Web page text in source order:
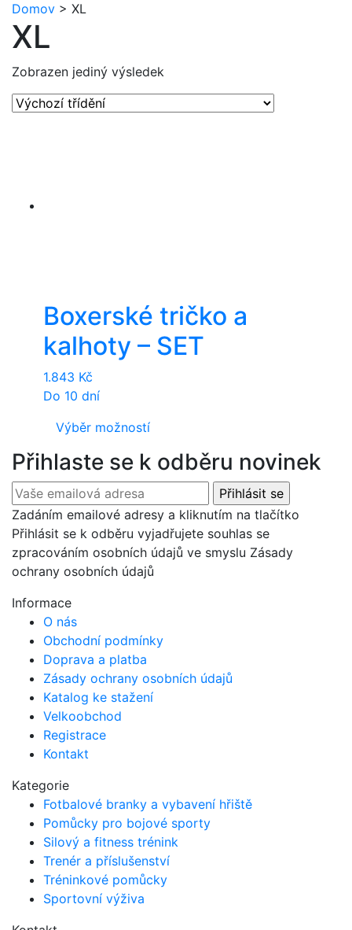
Domov > XL
XL
Zobrazen jediný výsledek
Boxerské tričko a
kalhoty – SET
1.843 Kč
Do 10 dní
Výběr možností
has
multiple
variants.
The
options
may
the
page
Přihlaste se k odběru novinek
Zadáním emailové adresy a kliknutím na tlačítko
Přihlásit se k odběru vyjadřujete souhlas se
zpracováním osobních údajů ve smyslu Zásady
ochrany osobních údajů
Informace
O nás
Obchodní podmínky
Doprava a platba
Zásady ochrany osobních údajů
Katalog ke stažení
Velkoobchod
Registrace
Kontakt
Kategorie
Fotbalové branky a vybavení hřiště
Pomůcky pro bojové sporty
Silový a fitness trénink
Trenér a příslušenství
Tréninkové pomůcky
Sportovní výživa